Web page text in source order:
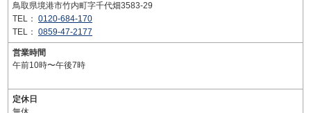
鳥取県境港市竹内町字千代畑3583-29
TEL： 0120-684-170
TEL： 0859-47-2177
営業時間
午前10時〜午後7時
定休日